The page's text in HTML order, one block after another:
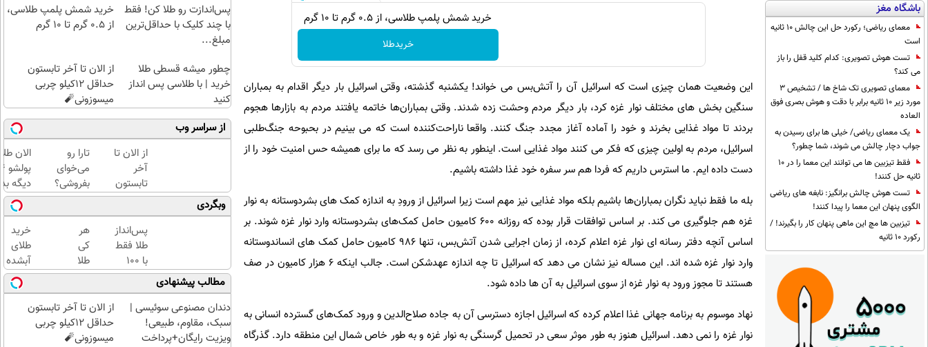
باشگاه مغز
معمای ریاضی؛ رکورد حل این چالش 10 ثانیه
است
تست هوش تصویری: کدام کلید قفل را باز
می کند؟
معمای تصویری تک شاخ ها / تشخیص 3
مورد زیر 10 ثانیه برابر با دقت و هوش بصری فوق
العاده
یک معمای ریاضی/ خیلی ها برای رسیدن به
جواب دچار چالش می شوند، شما چطور؟
فقط تیزبین ها می توانند این معما را در 10
ثانیه حل کنند!
تست هوش چالش برانگیز: نابغه های ریاضی
الگوی پنهان این معما را پیدا کنند!
تیزبین ها مچ این ماهی پنهان کار را بگیرند! /
رکورد 10 ثانیه
خرید شمش پلمپ طلاسی، از ۰.۵ گرم تا ۱۰ گرم
خریدطلا
این وضعیت همان چیزی است که اسرائیل آن را آتش‌بس می خواند! یکشنبه گذشته، وقتی اسرائیل بار دیگر اقدام به بمباران
سنگین بخش های مختلف نوار غزه کرد، بار دیگر مردم وحشت زده شدند. وقتی بمباران‌ها خاتمه یافتند مردم به بازارها هجوم
بردند تا مواد غذایی بخرند و خود را آماده آغاز مجدد جنگ کنند. واقعا ناراحت‌کننده است که می بینیم در بحبوحه جنگ‌طلبی
اسرائیل، مردم به اولین چیزی که فکر می کنند مواد غذایی است. اینطور به نظر می رسد که ما برای همیشه حس امنیت خود را از
دست داده ایم. ما استرس داریم که فردا هم سر سفره خود غذا داشته باشیم.
بله ما فقط نباید نگران بمباران‌ها باشیم بلکه مواد غذایی نیز مهم است زیرا اسرائیل از ورودِ به اندازه کمک های بشردوستانه به نوار
غزه هم جلوگیری می کند. بر اساس توافقات قرار بوده که روزانه 600 کامیون حامل کمک‌های بشردوستانه وارد نوار غزه شوند. بر
اساس آنچه دفتر رسانه ای نوار غزه اعلام کرده، از زمان اجرایی شدن آتش‌بس، تنها 986 کامیون حامل کمک های انساندوستانه
وارد نوار غزه شده اند. این مساله نیز نشان می دهد که اسرائیل تا چه اندازه عهدشکن است. جالب اینکه 6 هزار کامیون در صف
هستند تا مجوز ورود به نوار غزه از سوی اسرائیل به آن ها داده شود.
نهاد موسوم به برنامه جهانی غذا اعلام کرده که اسرائیل اجازه دسترسی آن به جاده صلاح‌الدین و ورود کمک‌های گسترده انسانی به
نوار غزه را نمی دهد. اسرائیل هنوز به طور موثر سعی در تحمیل گرسنگی به نوار غزه و به طور خاص شمال این منطقه دارد. گذرگاه
پس‌اندازت رو طلا کن! فقط
با چند کلیک با حداقل‌ترین
مبلغ...
خرید شمش پلمپ طلاسی،
از ۰.۵ گرم تا ۱۰ گرم
چطور میشه قسطی طلا
خرید | با طلاسی پس انداز
کنید
از الان تا آخر تابستون
حداقل 12کیلو چربی
میسوزونی🧨
از سراسر وب
از الان تا
آخر
تابستون
حداقل
12کیلو
چربی
میسوزونی
🧨
تارا رو
می‌خوای
بفروشی؟
با
خودرو۴۵
یک‌روزه
بفروشش
الان
دیگه
طلا با
بی‌بهره
وبگردی
پس‌انداز
طلا فقط
با ۱۰۰
هزارتومان
(امن و
راحت)
هر
کی
طلا
داره،
غم
نداره!
😊💎
(خرید
خرید
طلای
آبشده
حتی با
۱۰۰هزارتومان
مطالب پیشنهادی
دندان مصنوعی سوئیسی |
سبک، مقاوم، طبیعی!
ویزیت رایگان+پرداخت
از الان تا آخر تابستون
حداقل 12کیلو چربی
میسوزونی🧨